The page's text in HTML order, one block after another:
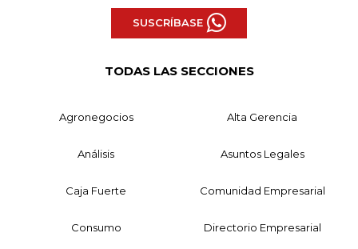
SUSCRÍBASE
TODAS LAS SECCIONES
Agronegocios Alta Gerencia
Análisis Asuntos Legales
Caja Fuerte Comunidad Empresarial
Consumo Directorio Empresarial